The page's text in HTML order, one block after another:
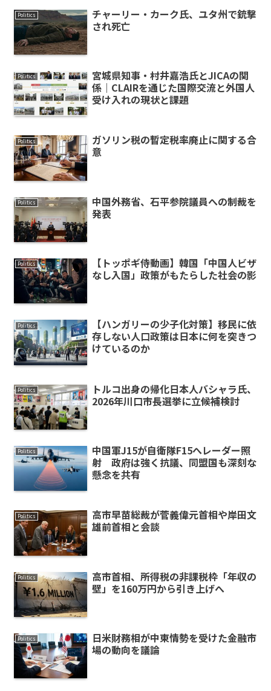
Politics
チャーリー・カーク氏、ユタ州で銃撃
され死亡
Politics
宮城県知事・村井嘉浩氏とJICAの関
係｜CLAIRを通じた国際交流と外国人
受け入れの現状と課題
Politics
ガソリン税の暫定税率廃止に関する合
意
Politics
中国外務省、石平参院議員への制裁を
発表
Politics
【トッポギ侍動画】韓国「中国人ビザ
なし入国」政策がもたらした社会の影
Politics
【ハンガリーの少子化対策】移民に依
存しない人口政策は日本に何を突きつ
けているのか
Politics
トルコ出身の帰化日本人バシャラ氏、
2026年川口市長選挙に立候補検討
Politics
中国軍J15が自衛隊F15へレーダー照
射 政府は強く抗議、同盟国も深刻な
懸念を共有
Politics
高市早苗総裁が菅義偉元首相や岸田文
雄前首相と会談
Politics
高市首相、所得税の非課税枠「年収の
壁」を160万円から引き上げへ
Politics
日米財務相が中東情勢を受けた金融市
場の動向を議論